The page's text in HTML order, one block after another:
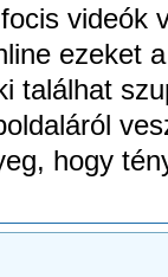
videók
ezeket
találhat
hogy